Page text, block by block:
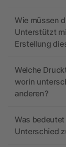
Wie müssen
Unterstützt
Erstellung
Welche
worin
anderen?
Was
Unterschied